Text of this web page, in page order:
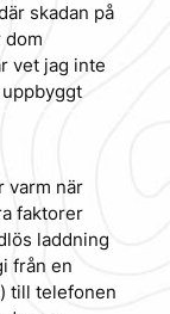
skadan på
dom
vet jag inte
varm när
faktorer
laddning
från en
till telefonen